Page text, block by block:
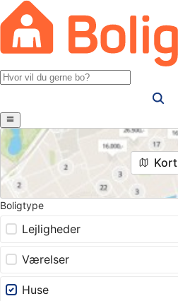
Kort
Boligtype
Lejligheder
Værelser
Huse